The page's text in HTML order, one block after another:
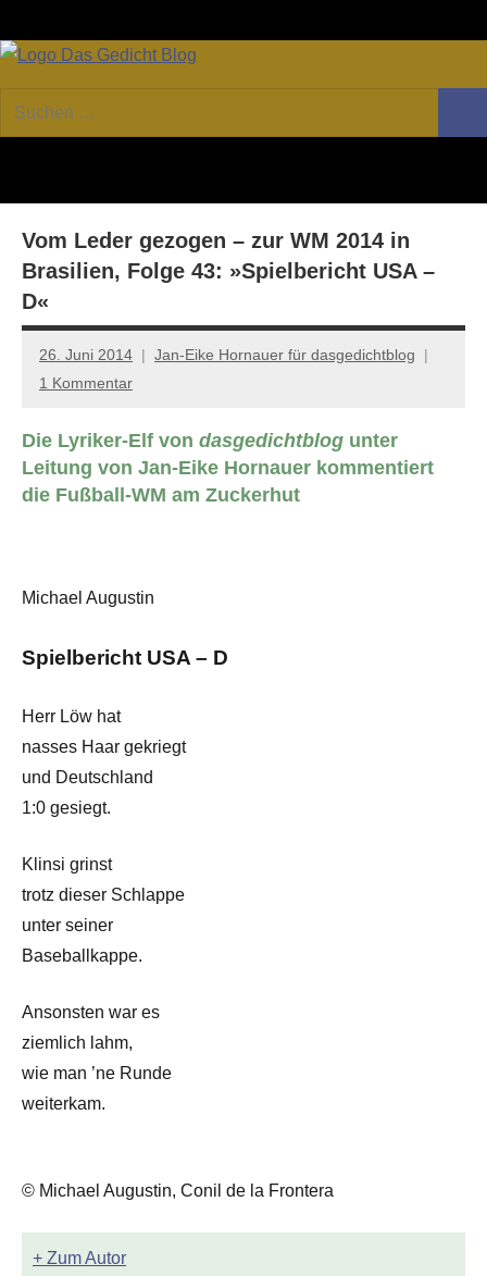
Inhalt
GEDICHT
Forum
von
Lyrik,
Essay
Suchen
nach:
Vom Leder gezogen – zur WM 2014 in
Brasilien, Folge 43: »Spielbericht USA –
D«
26. Juni 2014
Jan-Eike Hornauer für dasgedichtblog
1 Kommentar
Die Lyriker-Elf von dasgedichtblog unter
Leitung von Jan-Eike Hornauer kommentiert
die Fußball-WM am Zuckerhut
Michael Augustin
Spielbericht USA – D
Herr Löw hat
nasses Haar gekriegt
und Deutschland
1:0 gesiegt.
Klinsi grinst
trotz dieser Schlappe
unter seiner
Baseballkappe.
Ansonsten war es
ziemlich lahm,
wie man ’ne Runde
weiterkam.
© Michael Augustin, Conil de la Frontera
+ Zum Autor